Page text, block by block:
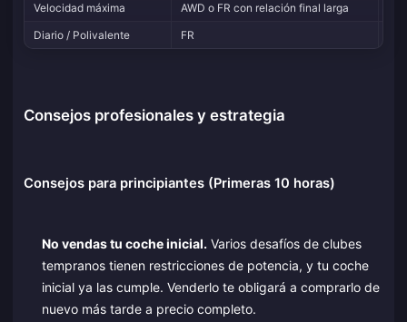
Velocidad máxima
AWD o FR con relación final larga
Diario / Polivalente
FR
Consejos profesionales y estrategia
Consejos para principiantes (Primeras 10 horas)
No vendas tu coche inicial. Varios desafíos de clubes
tempranos tienen restricciones de potencia, y tu coche
inicial ya las cumple. Venderlo te obligará a comprarlo de
nuevo más tarde a precio completo.